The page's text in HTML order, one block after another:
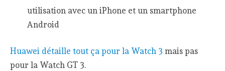
utilisation avec un iPhone et un smartphone
Android
Huawei détaille tout ça pour la Watch 3 mais pas
pour la Watch GT 3.